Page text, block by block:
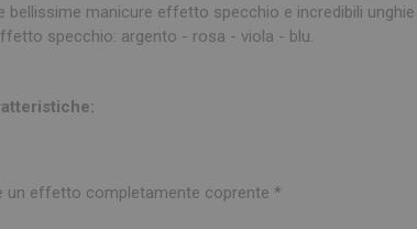
manicure effetto specchio e incredibili unghie
specchio: argento - rosa - viola - blu.
un effetto completamente coprente *